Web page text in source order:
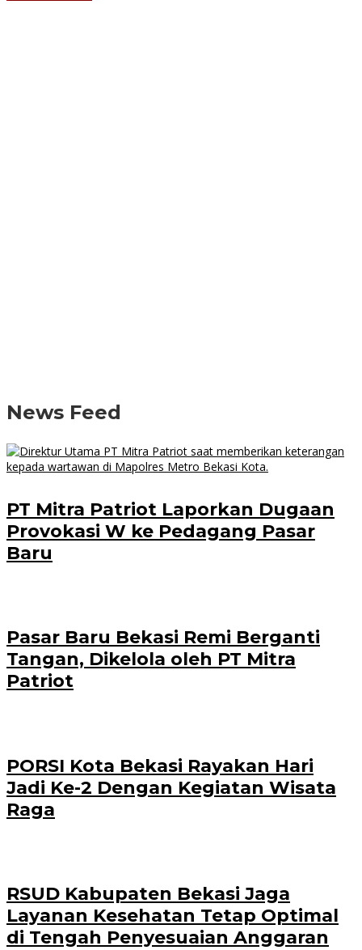
News Feed
PT Mitra Patriot Laporkan Dugaan
Provokasi W ke Pedagang Pasar
Baru
Pasar Baru Bekasi Remi Berganti
Tangan, Dikelola oleh PT Mitra
Patriot
PORSI Kota Bekasi Rayakan Hari
Jadi Ke-2 Dengan Kegiatan Wisata
Raga
RSUD Kabupaten Bekasi Jaga
Layanan Kesehatan Tetap Optimal
di Tengah Penyesuaian Anggaran